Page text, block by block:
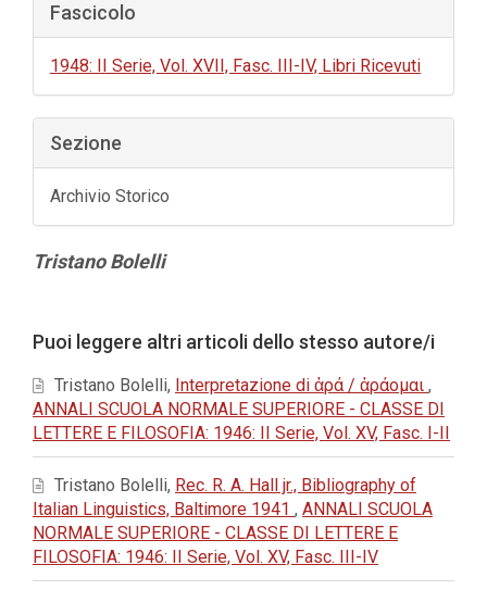
Fascicolo
1948: II Serie, Vol. XVII, Fasc. III-IV, Libri Ricevuti
Sezione
Archivio Storico
Contenuto
Tristano Bolelli
dell'articolo
Puoi leggere altri articoli dello stesso autore/i
Tristano Bolelli, Interpretazione di ἀρά / ἀράομαι ,
ANNALI SCUOLA NORMALE SUPERIORE - CLASSE DI
LETTERE E FILOSOFIA: 1946: II Serie, Vol. XV, Fasc. I-II
Tristano Bolelli, Rec. R. A. Hall jr., Bibliography of
Italian Linguistics, Baltimore 1941 , ANNALI SCUOLA
NORMALE SUPERIORE - CLASSE DI LETTERE E
FILOSOFIA: 1946: II Serie, Vol. XV, Fasc. III-IV